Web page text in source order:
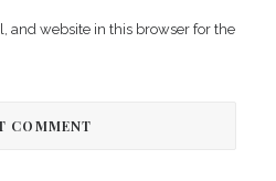
and website in this browser for the